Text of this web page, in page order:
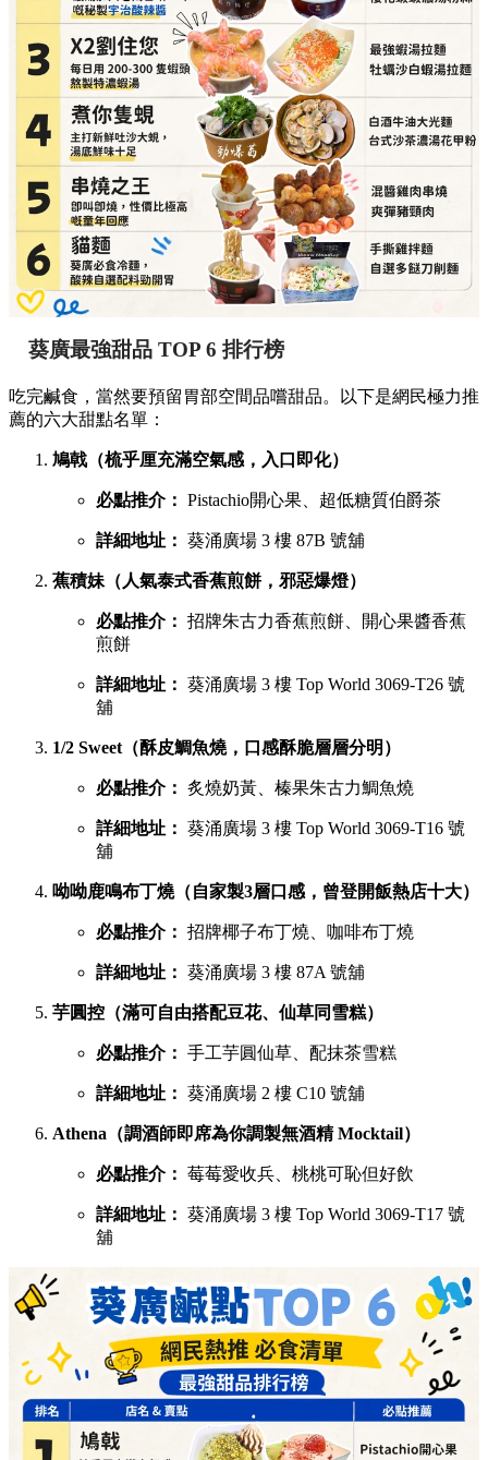
葵廣最強甜品 TOP 6 排行榜
吃完鹹食，當然要預留胃部空間品嚐甜品。以下是網民極力推
薦的六大甜點名單：
鳩戟（梳乎厘充滿空氣感，入口即化）
必點推介： Pistachio開心果、超低糖質伯爵茶
詳細地址： 葵涌廣場 3 樓 87B 號舖
蕉積妹（人氣泰式香蕉煎餅，邪惡爆燈）
必點推介： 招牌朱古力香蕉煎餅、開心果醬香蕉
煎餅
詳細地址： 葵涌廣場 3 樓 Top World 3069-T26 號
舖
1/2 Sweet（酥皮鯛魚燒，口感酥脆層層分明）
必點推介： 炙燒奶黃、榛果朱古力鯛魚燒
詳細地址： 葵涌廣場 3 樓 Top World 3069-T16 號
舖
呦呦鹿鳴布丁燒（自家製3層口感，曾登開飯熱店十大）
必點推介： 招牌椰子布丁燒、咖啡布丁燒
詳細地址： 葵涌廣場 3 樓 87A 號舖
芋圓控（滿可自由搭配豆花、仙草同雪糕）
必點推介： 手工芋圓仙草、配抹茶雪糕
詳細地址： 葵涌廣場 2 樓 C10 號舖
Athena（調酒師即席為你調製無酒精 Mocktail）
必點推介： 莓莓愛收兵、桃桃可恥但好飲
詳細地址： 葵涌廣場 3 樓 Top World 3069-T17 號
舖